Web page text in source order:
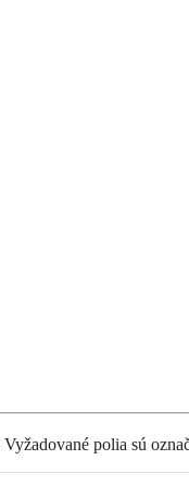
Vyžadované polia sú